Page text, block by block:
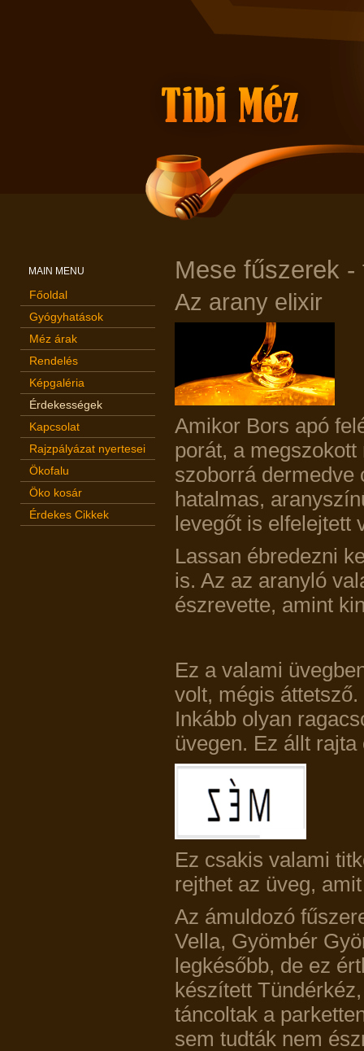
MAIN MENU
Főoldal
Gyógyhatások
Méz árak
Rendelés
Képgaléria
Érdekességek
Kapcsolat
Rajzpályázat nyertesei
Ökofalu
Öko kosár
Érdekes Cikkek
Mese fűszerek
Az arany elixir
Amikor Bors apó
porát, a
szoborrá dermedve
hatalmas,
levegőt is elfelejtett
Lassan ébredezni
is. Az az aranyló
észrevette, amint
Ez a valami
volt, mégis
Inkább olyan
üvegen. Ez állt
Ez csakis valami
rejthet az üveg,
Az ámuldozó
Vella, Gyömbér
legkésőbb, de ez
készített
táncoltak a
sem tudták nem